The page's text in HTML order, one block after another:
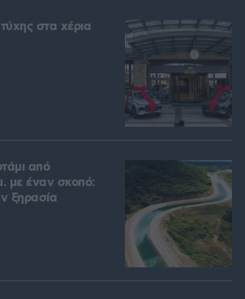
στα χέρια
από
με έναν σκοπό:
ξηρασία